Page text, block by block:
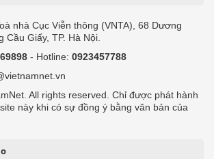
nhà Cục Viễn thông (VNTA), 68 Dương
Giấy, TP. Hà Nội.
- Hotline: 0923457788
All rights reserved. Chỉ được phát hành
này khi có sự đồng ý bằng văn bản của